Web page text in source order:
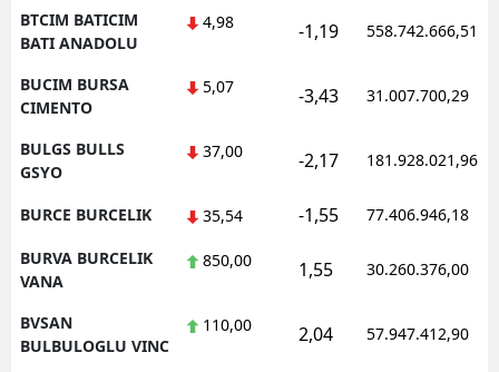
BTCIM BATICIM
BATI ANADOLU
4,98 -1,19 558.742.666,51
BUCIM BURSA
CIMENTO
5,07 -3,43 31.007.700,29
BULGS BULLS
GSYO
37,00 -2,17 181.928.021,96
BURCE BURCELIK 35,54 -1,55 77.406.946,18
BURVA BURCELIK
VANA
850,00 1,55 30.260.376,00
BVSAN
BULBULOGLU VINC
110,00 2,04 57.947.412,90